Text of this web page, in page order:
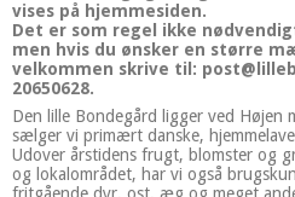
vises på hjemmesiden.
Det er som regel ikke
men hvis du ønsker en større
velkommen skrive til:
20650628.
Den lille Bondegård ligger ved Højen
sælger vi primært danske,
Udover årstidens frugt, blomster og
og lokalområdet, har vi også